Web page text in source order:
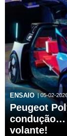
ENSAIO | 05-02-
Peugeot
condução…
volante!